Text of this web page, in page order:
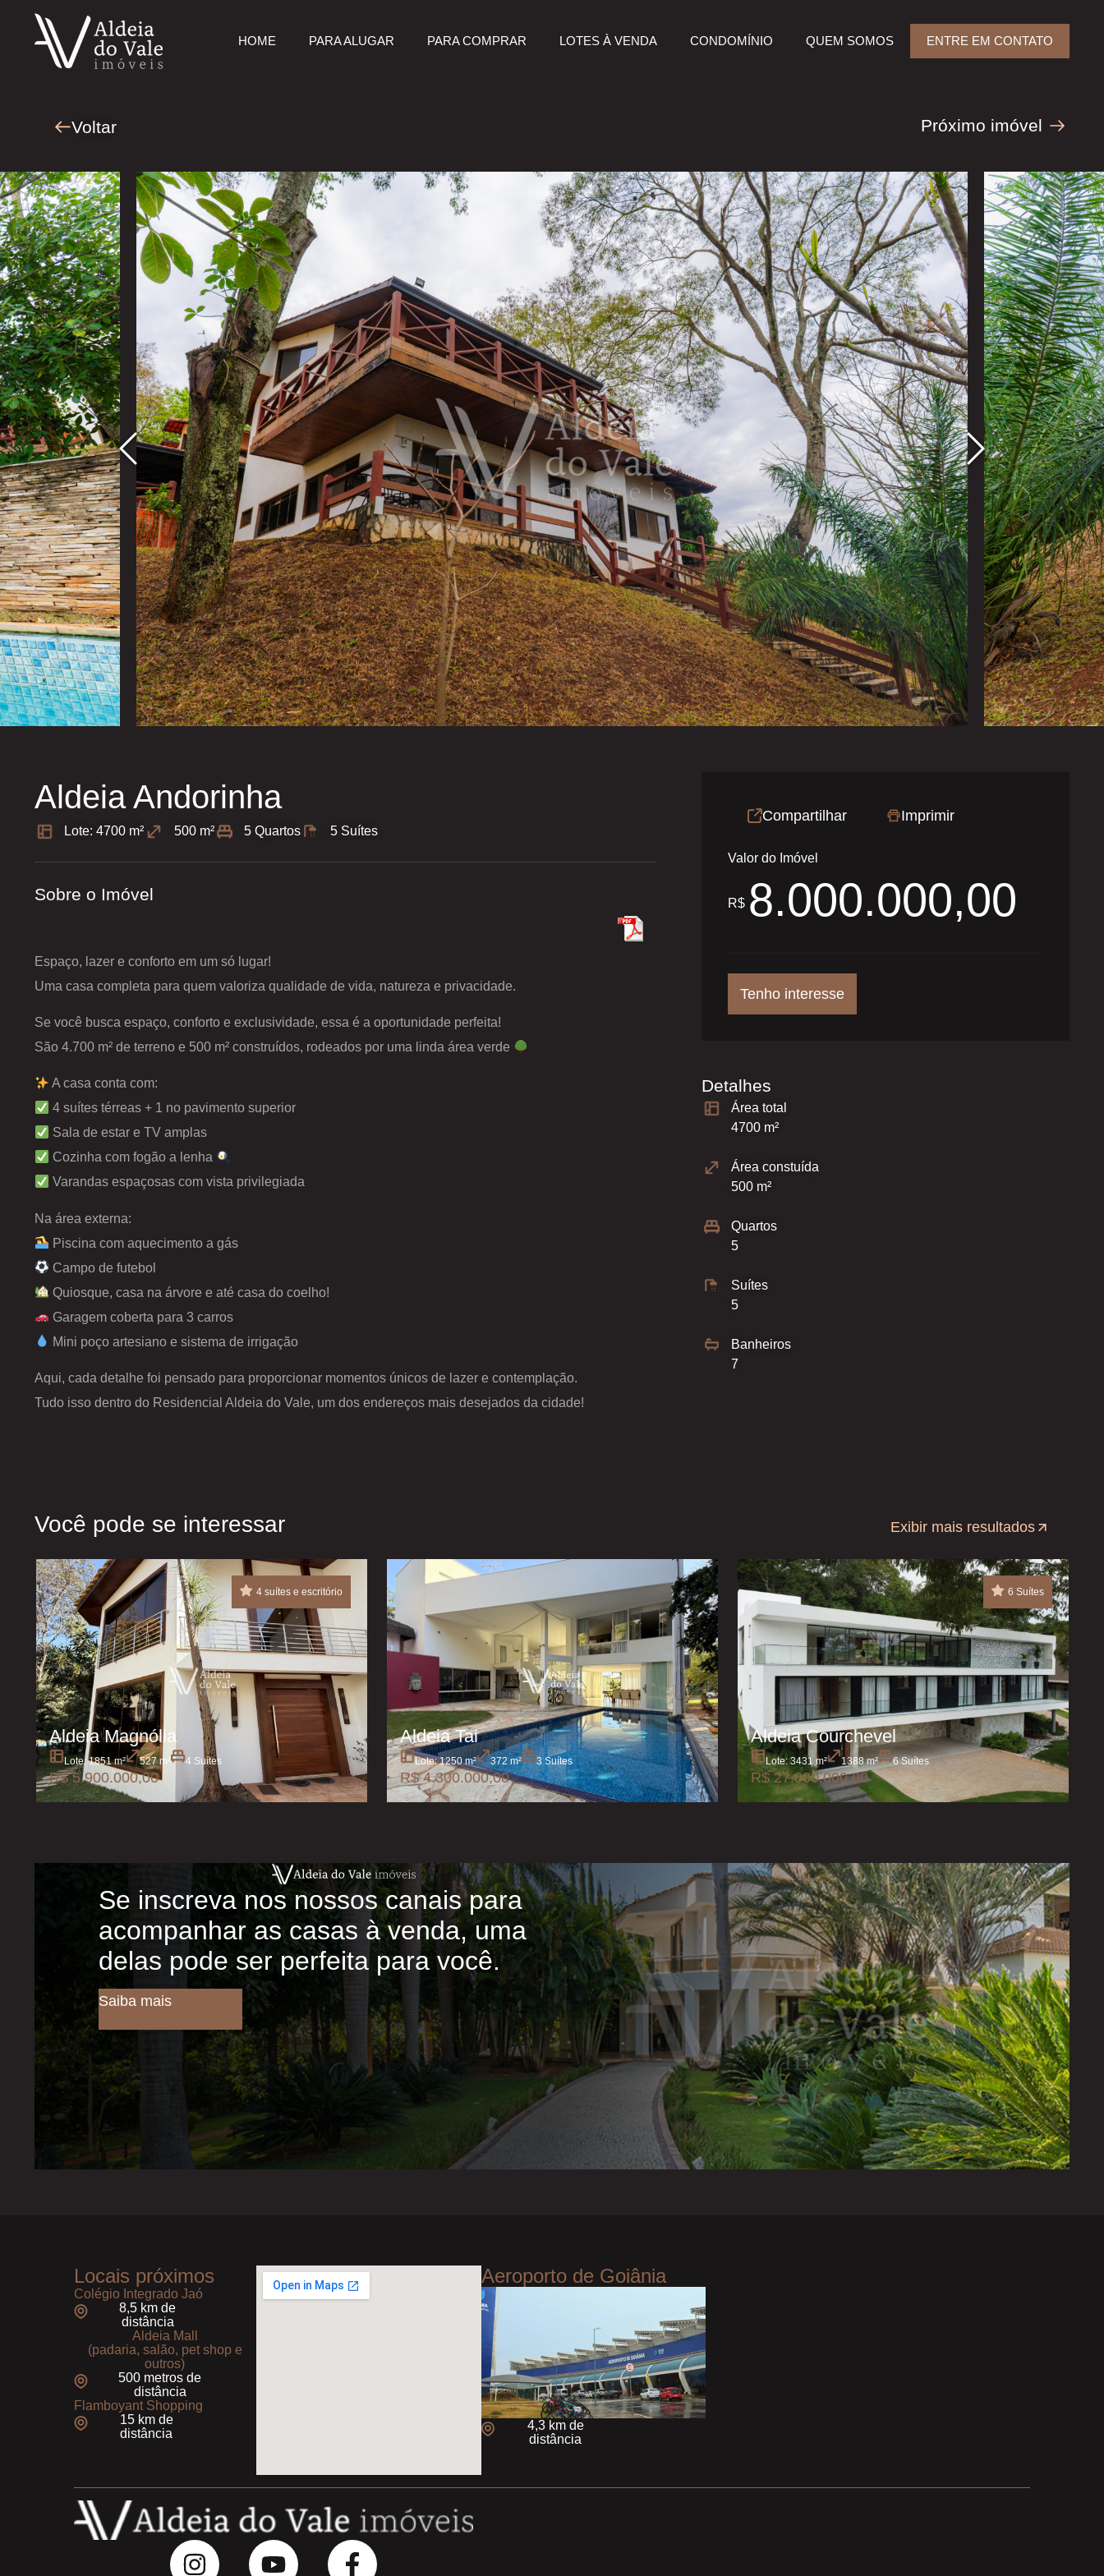
HOME PARA ALUGAR PARA COMPRAR LOTES À VENDA CONDOMÍNIO QUEM SOMOS ENTRE EM CONTATO
Voltar Próximo imóvel
Aldeia Andorinha
Lote: 4700 m² 500 m² 5 Quartos 5 Suítes
Sobre o Imóvel
Espaço, lazer e conforto em um só lugar!
Uma casa completa para quem valoriza qualidade de vida, natureza e privacidade.
Se você busca espaço, conforto e exclusividade, essa é a oportunidade perfeita!
São 4.700 m² de terreno e 500 m² construídos, rodeados por uma linda área verde
A casa conta com:
4 suítes térreas + 1 no pavimento superior
Sala de estar e TV amplas
Cozinha com fogão a lenha
Varandas espaçosas com vista privilegiada
Na área externa:
Piscina com aquecimento a gás
Campo de futebol
Quiosque, casa na árvore e até casa do coelho!
Garagem coberta para 3 carros
Mini poço artesiano e sistema de irrigação
Aqui, cada detalhe foi pensado para proporcionar momentos únicos de lazer e contemplação.
Tudo isso dentro do Residencial Aldeia do Vale, um dos endereços mais desejados da cidade!
Compartilhar Imprimir
Valor do Imóvel
R$ 8.000.000,00
Tenho interesse
Detalhes
Área total
4700 m²
Área constuída
500 m²
Quartos
5
Suítes
5
Banheiros
7
Você pode se interessar Exibir mais resultados
4 suítes e escritório
Aldeia Magnólia
Lote: 1851 m² 527 m² 4 Suítes
R$ 5.900.000,00
Aldeia Tai
Lote: 1250 m² 372 m² 3 Suítes
R$ 4.300.000,00
6 Suítes
Aldeia Courchevel
Lote: 3431 m² 1388 m² 6 Suítes
R$ 27.000.000,00
Se inscreva nos nossos canais para
acompanhar as casas à venda, uma
delas pode ser perfeita para você.
Saiba mais
Locais próximos
Colégio Integrado Jaó
8,5 km de
distância
Aldeia Mall
(padaria, salão, pet shop e
outros)
500 metros de
distância
Flamboyant Shopping
15 km de
distância
Aeroporto de Goiânia
4,3 km de
distância